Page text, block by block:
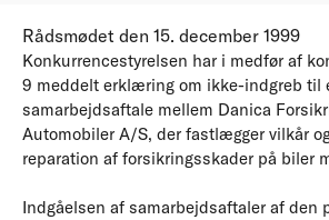
Rådsmødet den 15. december 1999
Konkurrencestyrelsen har i medfør af
9 meddelt erklæring om ikke-indgreb til
samarbejdsaftale mellem Danica
Automobiler A/S, der fastlægger vilkår
reparation af forsikringsskader på biler
Indgåelsen af samarbejdsaftaler af den